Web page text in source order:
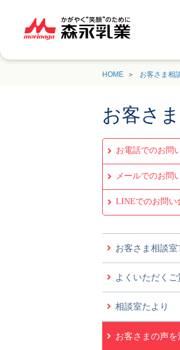
HOME お客さま相
お客さ
お電話でのお問
メールでのお問
LINEでのお問い
お客さま相談室
よくいただくご
相談室たより
お客さまの声を